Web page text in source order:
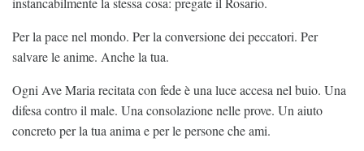
Per la pace nel mondo. Per la conversione dei peccatori. Per
salvare le anime. Anche la tua.
Ogni Ave Maria recitata con fede è una luce accesa nel buio. Una
difesa contro il male. Una consolazione nelle prove. Un aiuto
concreto per la tua anima e per le persone che ami.